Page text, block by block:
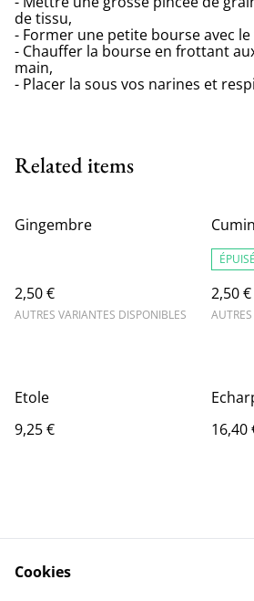
de tissu,
- Former une petite bourse avec le
- Chauffer la bourse en frottant
main,
- Placer la sous vos narines et
Related items
Gingembre
2,50 €
AUTRES VARIANTES DISPONIBLES
Cumin
ÉPUISÉ
2,50 €
Etole
9,25 €
16,40
Cookies